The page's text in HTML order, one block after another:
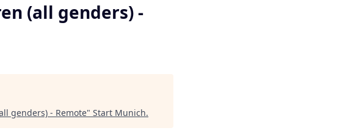
(all genders) -
genders) - Remote" Start Munich.